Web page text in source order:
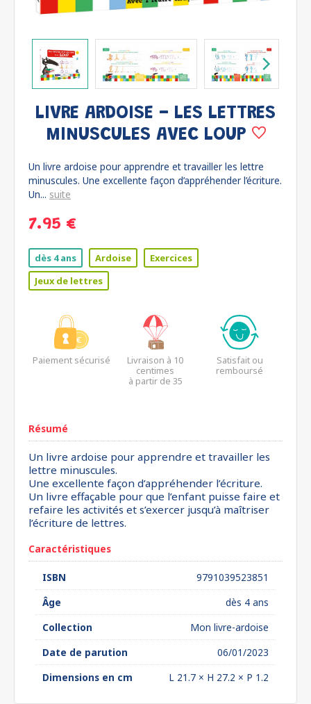
LIVRE ARDOISE - LES LETTRES
MINUSCULES AVEC LOUP
Un livre ardoise pour apprendre et travailler les lettre
minuscules. Une excellente façon d’appréhender l’écriture.
Un... suite
7.95 €
dès 4 ans Ardoise
Exercices
Jeux de lettres
Paiement sécurisé
Livraison à 10
centimes
à partir de 35
Satisfait ou
remboursé
Résumé
Un livre ardoise pour apprendre et travailler les
lettre minuscules.
Une excellente façon d’appréhender l’écriture.
Un livre effaçable pour que l’enfant puisse faire et
refaire les activités et s’exercer jusqu’à maîtriser
l’écriture de lettres.
Caractéristiques
ISBN
9791039523851
Âge
dès 4 ans
Collection
Mon livre-ardoise
Date de parution
06/01/2023
Dimensions en cm
L 21.7 × H 27.2 × P 1.2